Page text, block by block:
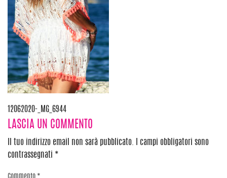
Navigazione
articoli
12062020-_MG_6944
LASCIA UN COMMENTO
Il tuo indirizzo email non sarà pubblicato.
I campi obbligatori sono
contrassegnati *